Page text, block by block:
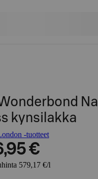
kynsilakka
-tuotteet
€
579,17 €/l